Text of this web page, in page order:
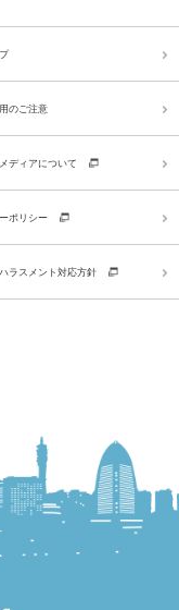
のご注意
ディアについて
ポリシー
ラスメント対応方針